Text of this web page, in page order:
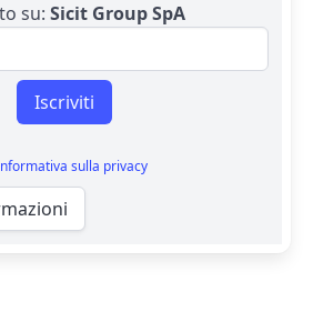
su: Sicit Group SpA
Iscriviti
sulla privacy